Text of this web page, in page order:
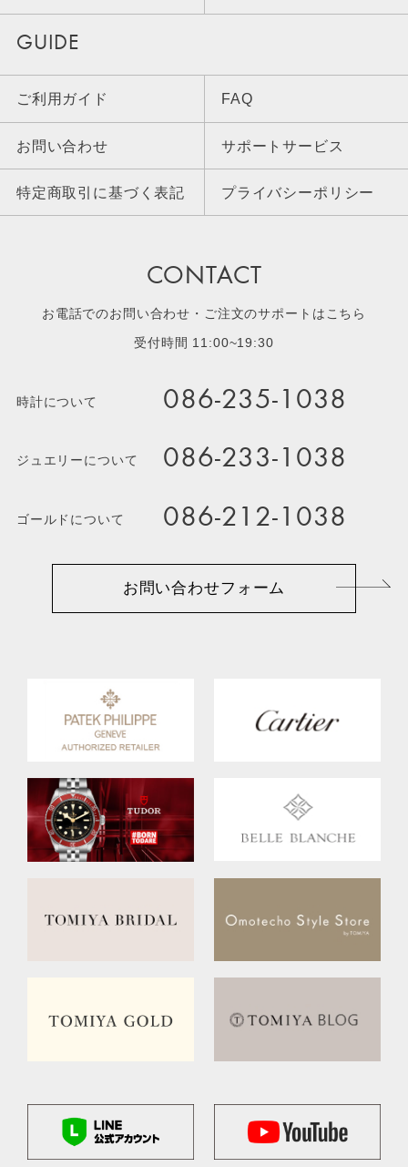
GUIDE
ご利用ガイド FAQ
お問い合わせ サポートサービス
特定商取引に基づく表記 プライバシーポリシー
CONTACT
お電話でのお問い合わせ・ご注文のサポートはこちら
受付時間 11:00~19:30
時計について 086-235-1038
ジュエリーについて 086-233-1038
ゴールドについて 086-212-1038
お問い合わせフォーム